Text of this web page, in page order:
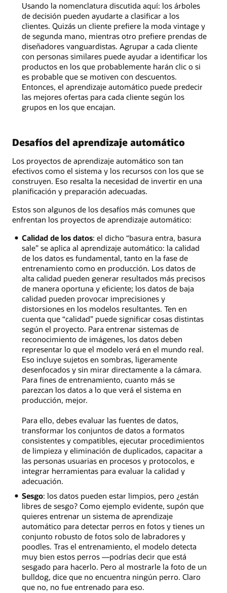
Usando la nomenclatura discutida aquí: los árboles
de decisión pueden ayudarte a clasificar a los
clientes. Quizás un cliente prefiere la moda vintage y
de segunda mano, mientras otro prefiere prendas de
diseñadores vanguardistas. Agrupar a cada cliente
con personas similares puede ayudar a identificar los
productos en los que probablemente harán clic o si
es probable que se motiven con descuentos.
Entonces, el aprendizaje automático puede predecir
las mejores ofertas para cada cliente según los
grupos en los que encajan.
Desafíos del aprendizaje automático
Los proyectos de aprendizaje automático son tan
efectivos como el sistema y los recursos con los que se
construyen. Eso resalta la necesidad de invertir en una
planificación y preparación adecuadas.
Estos son algunos de los desafíos más comunes que
enfrentan los proyectos de aprendizaje automático:
Calidad de los datos: el dicho “basura entra, basura
sale” se aplica al aprendizaje automático: la calidad
de los datos es fundamental, tanto en la fase de
entrenamiento como en producción. Los datos de
alta calidad pueden generar resultados más precisos
de manera oportuna y eficiente; los datos de baja
calidad pueden provocar imprecisiones y
distorsiones en los modelos resultantes. Ten en
cuenta que “calidad” puede significar cosas distintas
según el proyecto. Para entrenar sistemas de
reconocimiento de imágenes, los datos deben
representar lo que el modelo verá en el mundo real.
Eso incluye sujetos en sombras, ligeramente
desenfocados y sin mirar directamente a la cámara.
Para fines de entrenamiento, cuanto más se
parezcan los datos a lo que verá el sistema en
producción, mejor.
Para ello, debes evaluar las fuentes de datos,
transformar los conjuntos de datos a formatos
consistentes y compatibles, ejecutar procedimientos
de limpieza y eliminación de duplicados, capacitar a
las personas usuarias en procesos y protocolos, e
integrar herramientas para evaluar la calidad y
adecuación.
Sesgo: los datos pueden estar limpios, pero ¿están
libres de sesgo? Como ejemplo evidente, supón que
quieres entrenar un sistema de aprendizaje
automático para detectar perros en fotos y tienes un
conjunto robusto de fotos solo de labradores y
poodles. Tras el entrenamiento, el modelo detecta
muy bien estos perros —podrías decir que está
sesgado para hacerlo. Pero al mostrarle la foto de un
bulldog, dice que no encuentra ningún perro. Claro
que no, no fue entrenado para eso.